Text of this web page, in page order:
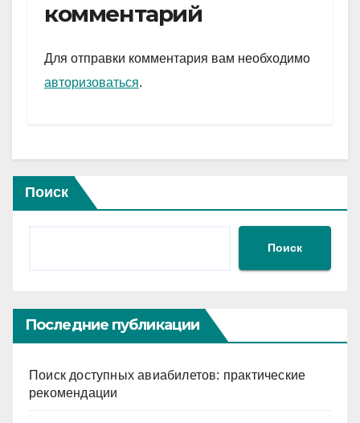
a
m
A
p
и
комментарий
Для отправки комментария вам необходимо
авторизоваться.
Поиск
Поиск
Последние публикации
Поиск доступных авиабилетов: практические
рекомендации